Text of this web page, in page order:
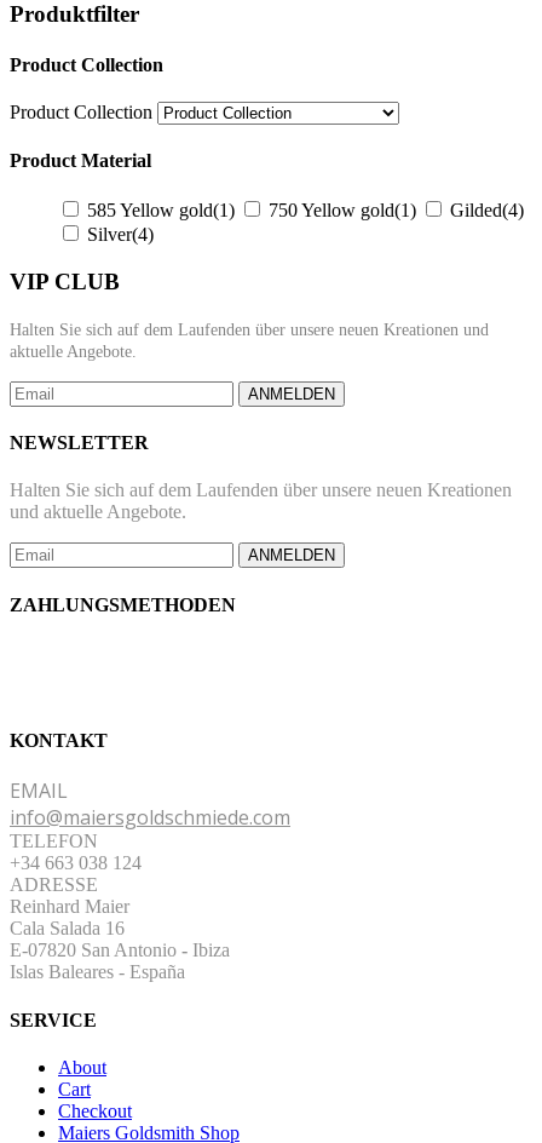
Produktfilter
Product Collection
Product Collection
Product Material
585 Yellow gold(1) 750 Yellow gold(1) Gilded(4)
Silver(4)
VIP CLUB
Halten Sie sich auf dem Laufenden über unsere neuen Kreationen und
aktuelle Angebote.
ANMELDEN
NEWSLETTER
Halten Sie sich auf dem Laufenden über unsere neuen Kreationen
und aktuelle Angebote.
ANMELDEN
ZAHLUNGSMETHODEN
KONTAKT
EMAIL
info@maiersgoldschmiede.com
TELEFON
+34 663 038 124
ADRESSE
Reinhard Maier
Cala Salada 16
E-07820 San Antonio - Ibiza
Islas Baleares - España
SERVICE
About
Cart
Checkout
Maiers Goldsmith Shop